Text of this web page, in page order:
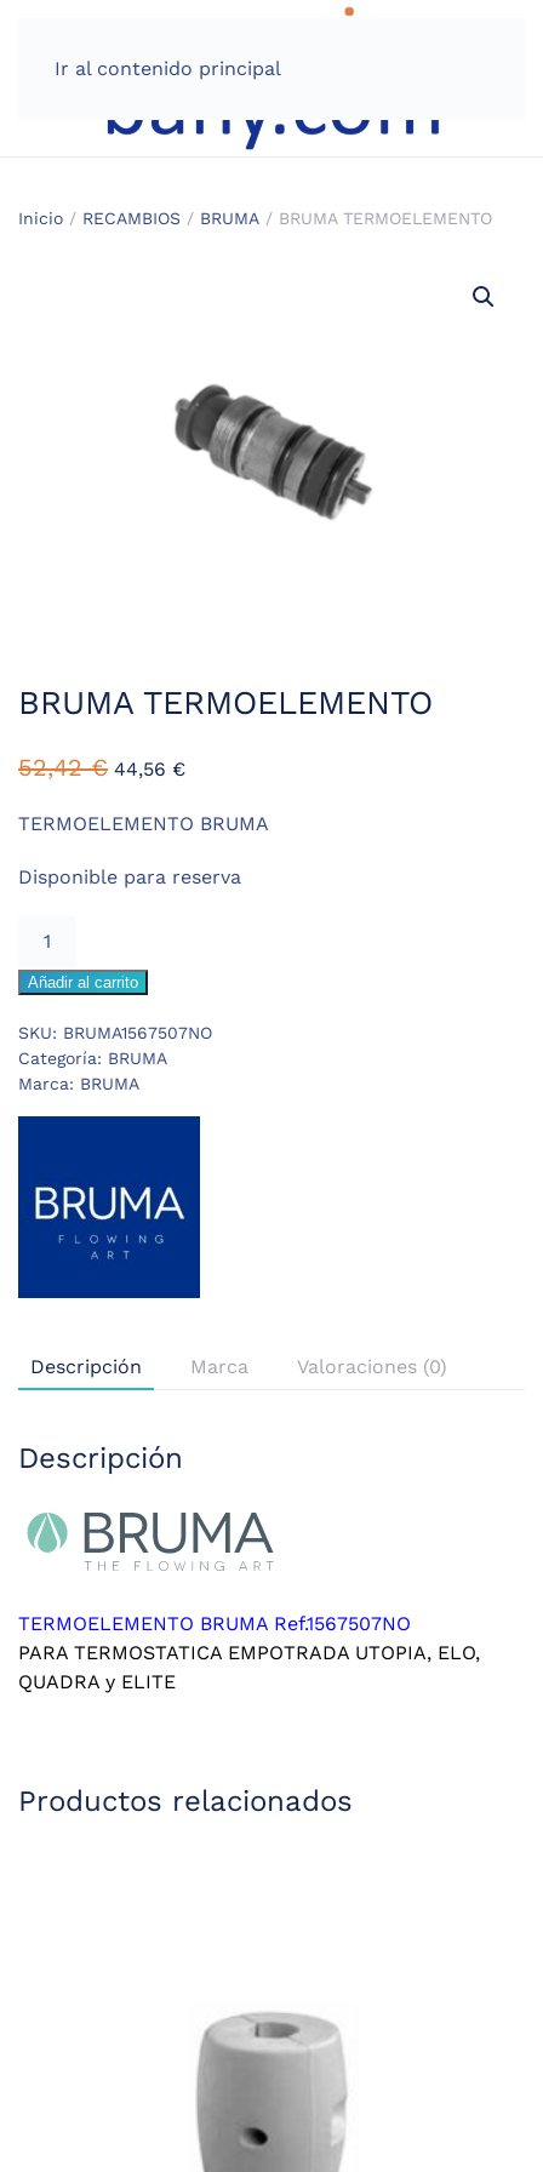
Ir al contenido principal
Inicio / RECAMBIOS / BRUMA / BRUMA TERMOELEMENTO
BRUMA TERMOELEMENTO
52,42€ El
original
52,42 €.
44,56 €El
actual
44,56 €.
TERMOELEMENTO BRUMA
Disponible para reserva
BRUMA
cantidad
Añadir al carrito
SKU: BRUMA1567507NO
Categoría: BRUMA
Marca: BRUMA
Descripción Marca Valoraciones (0)
Descripción
TERMOELEMENTO BRUMA Ref.1567507NO
PARA TERMOSTATICA EMPOTRADA UTOPIA, ELO,
QUADRA y ELITE
Productos relacionados